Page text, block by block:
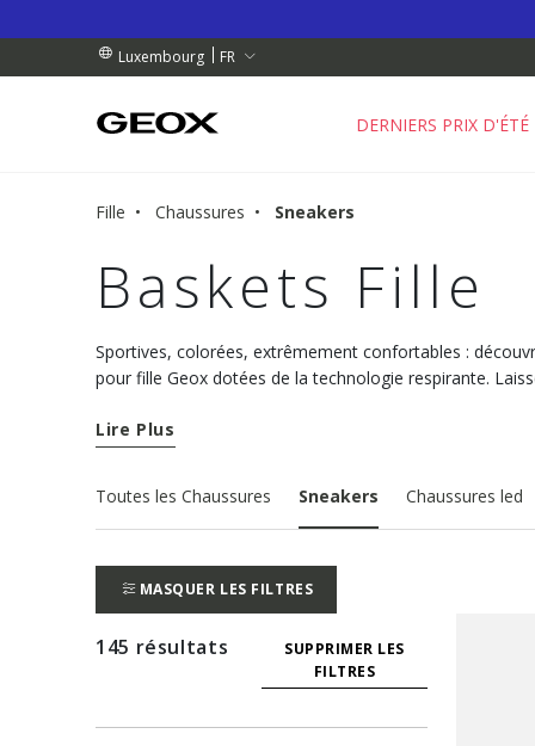
Luxembourg
FR
DE PLUS DE 99.00 €
PROCHE DE CHEZ VOUS.
DE PLUS DE 99.00 €
DERNIERS PRIX D'ÉTÉ
Fille Chaussures Sneakers
Baskets Fille
Sportives, colorées, extrêmement confortables :
pour fille Geox dotées de la technologie respirante.
Lire Plus
Toutes les Chaussures Sneakers Chaussures led
MASQUER LES FILTRES
145 résultats
SUPPRIMER LES
FILTRES